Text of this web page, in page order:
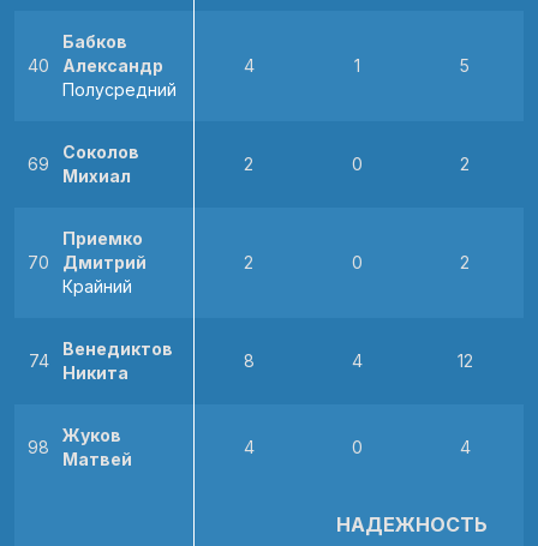
40
Бабков
Александр
Полусредний
4 1 5
69
Соколов
Михиал
2 0 2
70
Приемко
Дмитрий
Крайний
2 0 2
74
Венедиктов
Никита
8 4 12
98
Жуков
Матвей
4 0 4
НАДЕЖНОСТЬ